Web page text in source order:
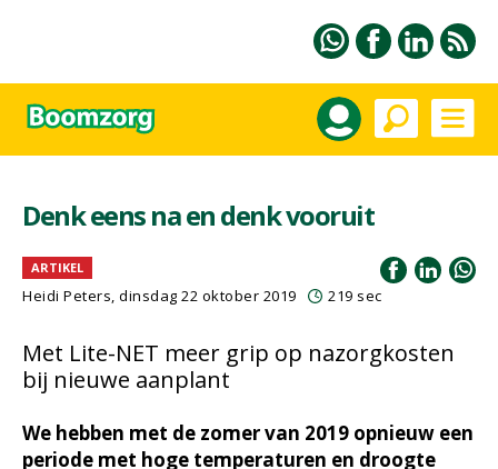
Denk eens na en denk vooruit
ARTIKEL
Heidi Peters, dinsdag 22 oktober 2019 219 sec
Met Lite-NET meer grip op nazorgkosten
bij nieuwe aanplant
We hebben met de zomer van 2019 opnieuw een
periode met hoge temperaturen en droogte